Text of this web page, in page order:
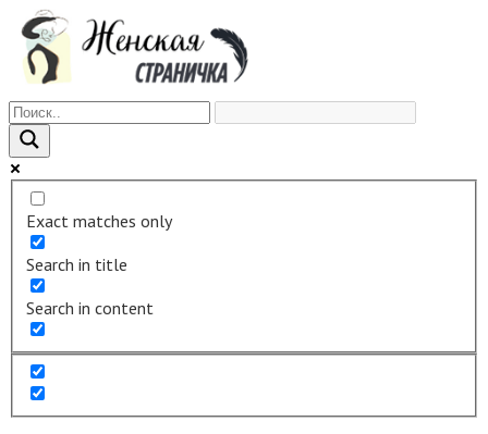
Перейти
контенту
Exact matches only
Search in title
Search in content